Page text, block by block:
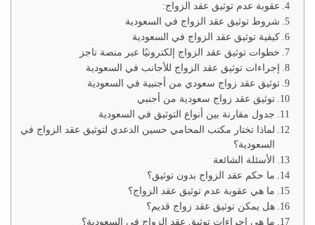
عقوبة عدم توثيق عقد الزواج:
شروط توثيق عقد الزواج في السعودية
كيفية توثيق عقد الزواج في السعودية
خطوات توثيق عقد الزواج إلكترونيًا عبر منصة ناجز
إجراءات توثيق عقد الزواج للأجانب في السعودية
توثيق عقد زواج سعودي من أجنبية في السعودية
توثيق عقد زواج سعودية من أجنبي
جدول مقارنة بين أنواع التوثيق في السعودية
لماذا تختار مكتب المحامي حسين الدعدي لتوثيق عقد الزواج في
السعودية؟
الأسئلة الشائعة
ما حكم عقد الزواج بدون توثيق؟
ما هي عقوبة عدم توثيق عقد الزواج؟
هل يمكن توثيق عقد زواج قديم؟
ما هي إجراءات توثيق عقد الزواج في السعودية؟